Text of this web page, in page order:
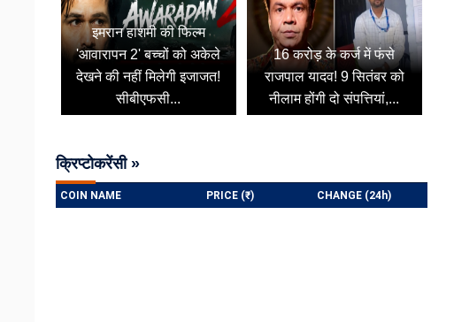
इमरान हाशमी की फिल्म
'आवारापन 2' बच्चों को अकेले
देखने की नहीं मिलेगी इजाजत!
सीबीएफसी...
16 करोड़ के कर्ज में फंसे
राजपाल यादव! 9 सितंबर को
नीलाम होंगी दो संपत्तियां,...
क्रिप्टोकरेंसी »